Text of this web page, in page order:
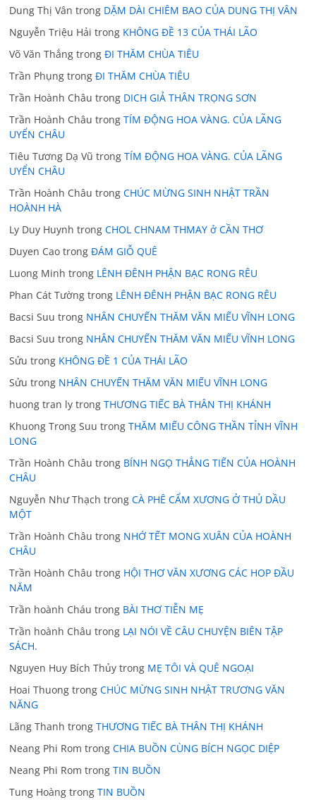
Dung Thị Vân trong DẶM DÀI CHIÊM BAO CỦA DUNG THỊ VÂN
Nguyễn Triệu Hải trong KHÔNG ĐỀ 13 CỦA THÁI LÃO
Võ Văn Thắng trongĐI THĂM CHÙA TIÊU
Trần Phụng trongĐI THĂM CHÙA TIÊU
Trần Hoành Châu trong DICH GIẢ THÂN TRỌNG SƠN
Trần Hoành Châu trongTÍM ĐỘNG HOA VÀNG. CỦA LÃNG
UYỂN CHÂU
Tiêu Tương Dạ Vũ trongTÍM ĐỘNG HOA VÀNG. CỦA LÃNG
UYỂN CHÂU
Trần Hoành Châu trongCHÚC MỪNG SINH NHẬT TRẦN
HOÀNH HÀ
Ly Duy Huynh trongCHOL CHNAM THMAY ở CẦN THƠ
Duyen Cao trongĐÁM GIỖ QUÊ
Luong Minh trong LÊNH ĐÊNH PHẬN BẠC RONG RÊU
Phan Cát Tường trong LÊNH ĐÊNH PHẬN BẠC RONG RÊU
Bacsi Suu trong NHÂN CHUYẾN THĂM VĂN MIẾU VĨNH LONG
Bacsi Suu trong NHÂN CHUYẾN THĂM VĂN MIẾU VĨNH LONG
Sửu trong KHÔNG ĐỀ 1 CỦA THÁI LÃO
Sửu trong NHÂN CHUYẾN THĂM VĂN MIẾU VĨNH LONG
huong tran ly trongTHƯƠNG TIẾC BÀ THÂN THỊ KHÁNH
Khuong Trong Suu trongTHĂM MIẾU CÔNG THẦN TỈNH VĨNH
LONG
Trần Hoành Châu trong BÍNH NGỌ THẲNG TIẾN CỦA HOÀNH
CHÂU
Nguyễn Như Thạch trongCÀ PHÊ CẨM XƯƠNG Ở THỦ DẦU
MỘT
Trần Hoành Châu trong NHỚ TẾT MONG XUÂN CỦA HOÀNH
CHÂU
Trần Hoành Châu trong HỘI THƠ VĂN XƯƠNG CÁC HOP ĐẦU
NĂM
Trần hoành Cháu trong BÀI THƠ TIỄN MẸ
Trần hoành Châu trong LẠI NÓI VỀ CÂU CHUYỆN BIÊN TẬP
SÁCH.
Nguyen Huy Bích Thủy trong MẸ TÔI VÀ QUÊ NGOẠI
Hoai Thuong trongCHÚC MỪNG SINH NHẬT TRƯƠNG VĂN
NĂNG
Lãng Thanh trongTHƯƠNG TIẾC BÀ THÂN THỊ KHÁNH
Neang Phi Rom trongCHIA BUỒN CÙNG BÍCH NGỌC DIỆP
Neang Phi Rom trongTIN BUỒN
Tung Hoàng trongTIN BUỒN